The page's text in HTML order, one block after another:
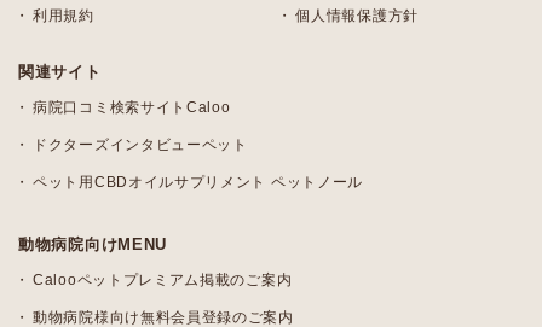
利用規約 個人情報保護方針
関連サイト
病院口コミ検索サイトCaloo
ドクターズインタビューペット
ペット用CBDオイルサプリメント ペットノール
動物病院向けMENU
Calooペットプレミアム掲載のご案内
動物病院様向け無料会員登録のご案内